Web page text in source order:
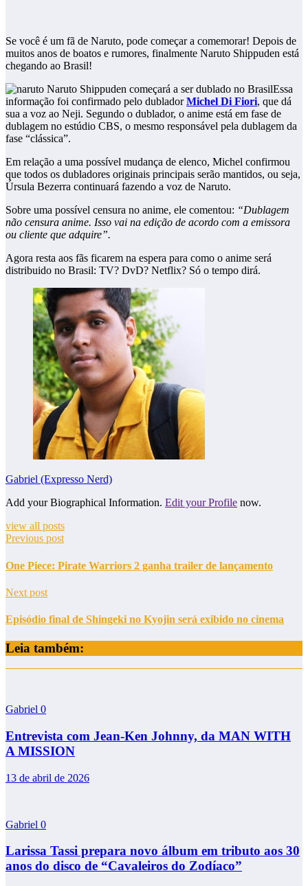
Se você é um fã de Naruto, pode começar a comemorar! Depois de
muitos anos de boatos e rumores, finalmente Naruto Shippuden está
chegando ao Brasil!
Essa
informação foi confirmado pelo dubladorMichel Di Fiori, que dá
sua a voz ao Neji. Segundo o dublador, o anime está em fase de
dublagem no estúdio CBS, o mesmo responsável pela dublagem da
fase “clássica”.
Em relação a uma possível mudança de elenco, Michel confirmou
que todos os dubladores originais principais serão mantidos, ou seja,
Úrsula Bezerra continuará fazendo a voz de Naruto.
Sobre uma possível censura no anime, ele comentou: “Dublagem
não censura anime. Isso vai na edição de acordo com a emissora
ou cliente que adquire”.
Agora resta aos fãs ficarem na espera para como o anime será
distribuido no Brasil: TV? DvD? Netflix? Só o tempo dirá.
Gabriel (Expresso Nerd)
Add your Biographical Information. Edit your Profile now.
view all posts
Previous post
One Piece: Pirate Warriors 2 ganha trailer de lançamento
Next post
Episódio final de Shingeki no Kyojin será exibido no cinema
Leia também:
Gabriel 0
Entrevista com Jean-Ken Johnny, da MAN WITH
A MISSION
13 de abril de 2026
Gabriel 0
Larissa Tassi prepara novo álbum em tributo aos 30
anos do disco de “Cavaleiros do Zodíaco”